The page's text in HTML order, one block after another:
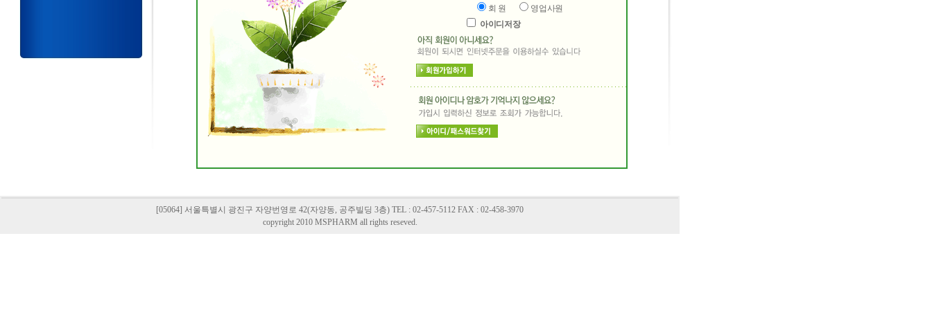
회 원
영업사원
아이디저장
[05064] 서울특별시 광진구 자양번영로 42(자양동, 공주빌딩 3층) TEL : 02-457-5112 FAX : 02-458-3970
copyright 2010 MSPHARM all rights reseved.